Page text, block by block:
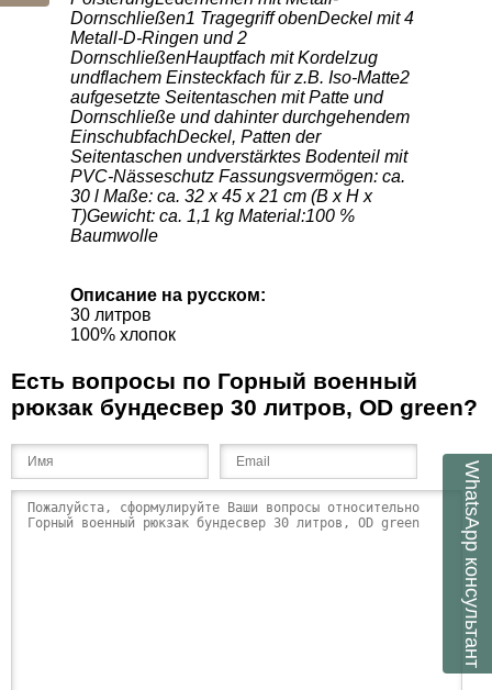
Dornschließen1 Tragegriff obenDeckel mit 4
Metall-D-Ringen und 2
DornschließenHauptfach mit Kordelzug
undflachem Einsteckfach für z.B. Iso-Matte2
aufgesetzte Seitentaschen mit Patte und
Dornschließe und dahinter durchgehendem
EinschubfachDeckel, Patten der
Seitentaschen undverstärktes Bodenteil mit
PVC-Nässeschutz Fassungsvermögen: ca.
30 l Maße: ca. 32 x 45 x 21 cm (B x H x
T)Gewicht: ca. 1,1 kg Material:100 %
Baumwolle
Описание на русском:
30 литров
100% хлопок
Есть вопросы по Горный военный
рюкзак бундесвер 30 литров, OD green?
WhatsApp
консультант